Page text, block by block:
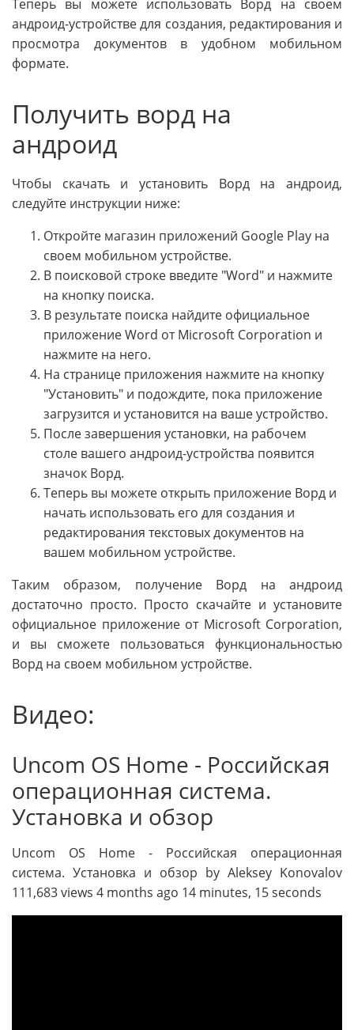
Теперь вы можете использовать Ворд на своем
андроид-устройстве для создания, редактирования и
просмотра документов в удобном мобильном
формате.
Получить ворд на
андроид
Чтобы скачать и установить Ворд на андроид,
следуйте инструкции ниже:
Откройте магазин приложений Google Play на
своем мобильном устройстве.
В поисковой строке введите "Word" и нажмите
на кнопку поиска.
В результате поиска найдите официальное
приложение Word от Microsoft Corporation и
нажмите на него.
На странице приложения нажмите на кнопку
"Установить" и подождите, пока приложение
загрузится и установится на ваше устройство.
После завершения установки, на рабочем
столе вашего андроид-устройства появится
значок Ворд.
Теперь вы можете открыть приложение Ворд и
начать использовать его для создания и
редактирования текстовых документов на
вашем мобильном устройстве.
Таким образом, получение Ворд на андроид
достаточно просто. Просто скачайте и установите
официальное приложение от Microsoft Corporation,
и вы сможете пользоваться функциональностью
Ворд на своем мобильном устройстве.
Видео:
Uncom OS Home - Российская
операционная система.
Установка и обзор
Uncom OS Home - Российская операционная
система. Установка и обзор by Aleksey Konovalov
111,683 views 4 months ago 14 minutes, 15 seconds